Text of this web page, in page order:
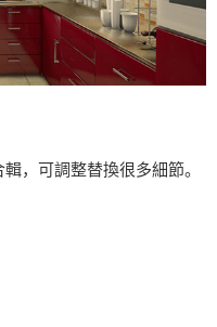
，可調整替換很多細節。